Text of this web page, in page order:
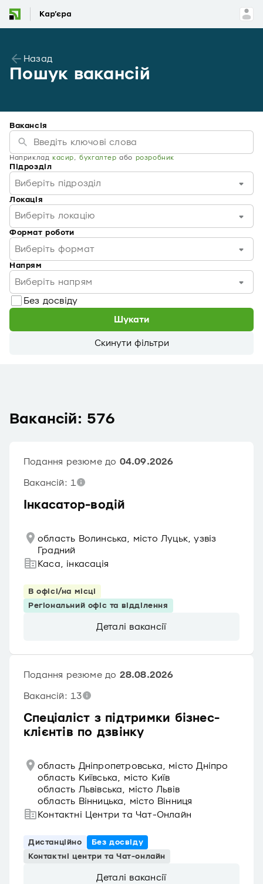
Назад
Пошук вакансій
Вакансія
Наприклад касир,бухгалтер або розробник
Підрозділ
Виберіть підрозділ
Локація
Виберіть локацію
Формат роботи
Виберіть формат
Напрям
Виберіть напрям
Без досвіду
Шукати
Скинути фільтри
Вакансій: 576
Інкасатор-водій
Подання резюме до 04.09.2026
Вакансій: 1
область Волинська, місто Луцьк, узвіз
Градний
Каса, інкасація
В офісі/на місці
Регіональний офіс та відділення
Деталі вакансії
Спеціаліст з підтримки бізнес-
клієнтів по дзвінку
Подання резюме до 28.08.2026
Вакансій: 13
область Дніпропетровська, місто Дніпро
область Київська, місто Київ
область Львівська, місто Львів
область Вінницька, місто Вінниця
Контактні Центри та Чат-Онлайн
Дистанційно
Без досвіду
Контактні центри та Чат-онлайн
Деталі вакансії